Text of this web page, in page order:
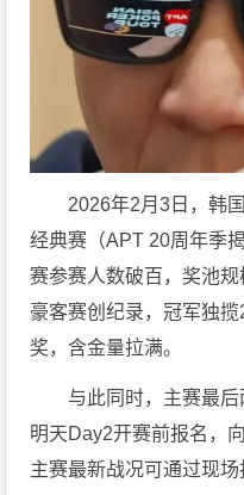
2026年2月3日，韩
经典赛（APT 20周年季
赛参赛人数破百，奖池
豪客赛创纪录，冠军独
奖，含金量拉满。
与此同时，主赛最
明天Day2开赛前报名，
主赛最新战况可通过现场